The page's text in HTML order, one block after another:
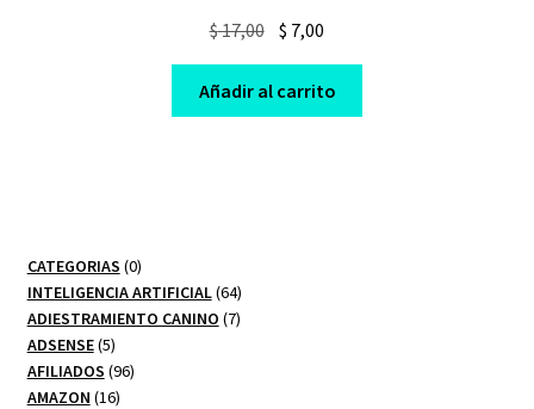
$17,00 Original
was:
$ 17,00.
$ 7,00
is:
$ 7,00.
Añadir al carrito
CATEGORIAS 00
productos
INTELIGENCIA ARTIFICIAL 6464
productos
ADIESTRAMIENTO CANINO 77
ADSENSE 55
productos
AFILIADOS 9696
AMAZON 1616